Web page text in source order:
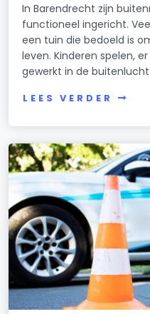
In Barendrecht zijn
functioneel ingericht.
een tuin die bedoeld is
leven. Kinderen spelen,
gewerkt in de buitenlucht.
LEES VERDER